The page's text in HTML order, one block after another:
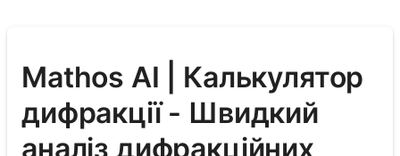
Mathos AI | Калькулятор
дифракції - Швидкий
аналіз дифракційних